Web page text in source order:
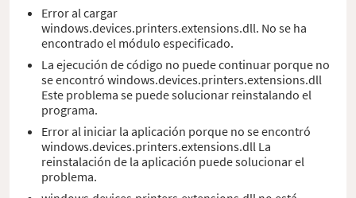
Error al cargar
windows.devices.printers.extensions.dll. No se ha
encontrado el módulo especificado.
La ejecución de código no puede continuar porque no
se encontró windows.devices.printers.extensions.dll
Este problema se puede solucionar reinstalando el
programa.
Error al iniciar la aplicación porque no se encontró
windows.devices.printers.extensions.dll La
reinstalación de la aplicación puede solucionar el
problema.